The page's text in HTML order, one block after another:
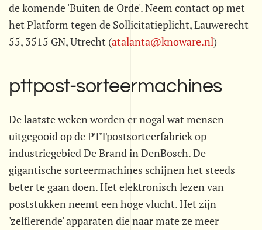
de komende 'Buiten de Orde'. Neem contact op met
het Platform tegen de Sollicitatieplicht, Lauwerecht
55, 3515 GN, Utrecht (atalanta@knoware.nl)
pttpost-sorteermachines
De laatste weken worden er nogal wat mensen
uitgegooid op de PTTpostsorteerfabriek op
industriegebied De Brand in DenBosch. De
gigantische sorteermachines schijnen het steeds
beter te gaan doen. Het elektronisch lezen van
poststukken neemt een hoge vlucht. Het zijn
'zelflerende' apparaten die naar mate ze meer